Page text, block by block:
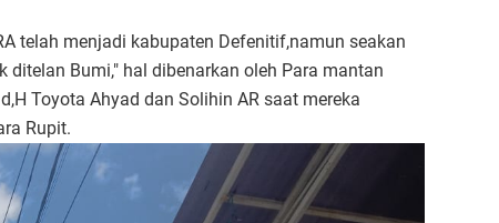
telah menjadi kabupaten Defenitif,namun seakan
ditelan Bumi," hal dibenarkan oleh Para mantan
Toyota Ahyad dan Solihin AR saat mereka
Rupit.